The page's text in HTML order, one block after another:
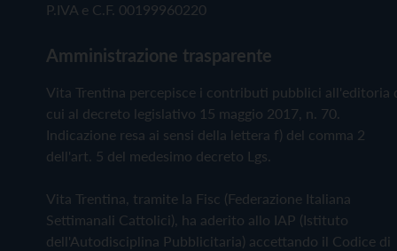
P.IVA e C.F. 00199960220
Amministrazione trasparente
Vita Trentina percepisce i contributi pubblici all'editoria
cui al decreto legislativo 15 maggio 2017, n. 70.
Indicazione resa ai sensi della lettera f) del comma 2
dell'art. 5 del medesimo decreto Lgs.
Vita Trentina, tramite la Fisc (Federazione Italiana
Settimanali Cattolici), ha aderito allo IAP (Istituto
dell'Autodisciplina Pubblicitaria) accettando il Codice di